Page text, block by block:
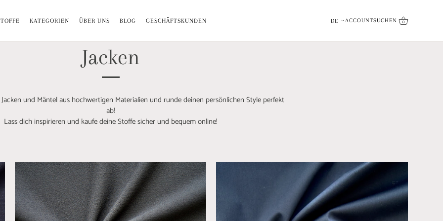
KATEGORIEN ÜBER UNS BLOG GESCHÄFTSKUNDEN Sprache
DE ACCOUNTSUCHEN 0
Jacken
und Mäntel aus hochwertigen Materialien und runde deinen persönlichen Style perfekt
ab!
Lass dich inspirieren und kaufe deine Stoffe sicher und bequem online!